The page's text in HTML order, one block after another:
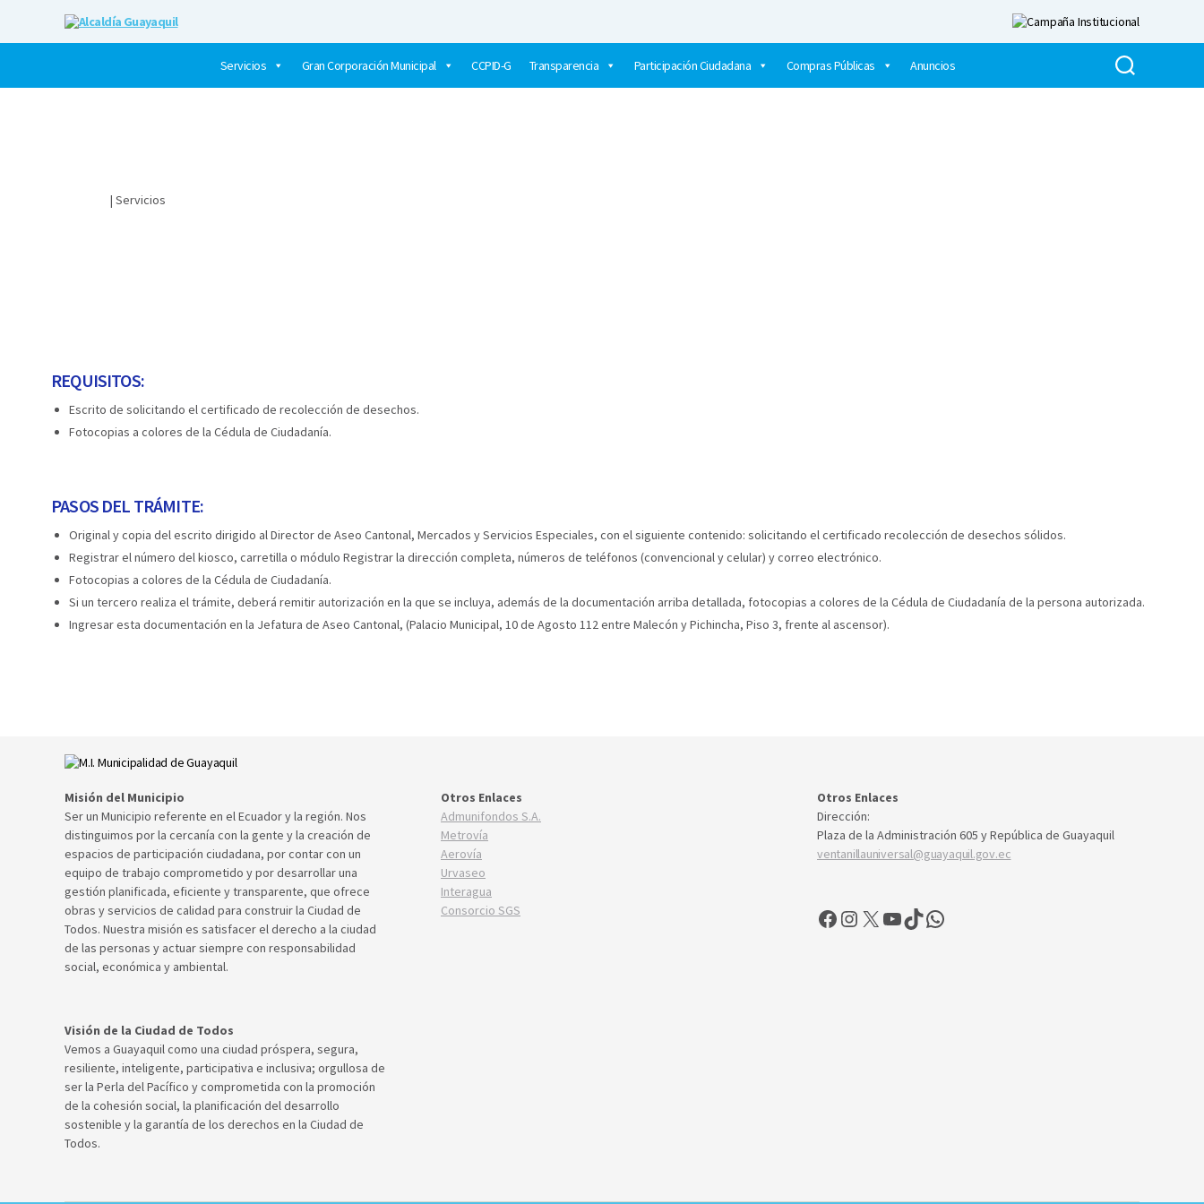
Servicios
Gran Corporación Municipal CCPID-G Transparencia Participación Ciudadana Compras Públicas Anuncios
| Servicios
REQUISITOS:
Escrito de solicitando el certificado de recolección de desechos.
Fotocopias a colores de la Cédula de Ciudadanía.
PASOS DEL TRÁMITE:
Original y copia del escrito dirigido al Director de Aseo Cantonal, Mercados y Servicios Especiales, con el siguiente contenido: solicitando el certificado recolección de desechos sólidos.
Registrar el número del kiosco, carretilla o módulo Registrar la dirección completa, números de teléfonos (convencional y celular) y correo electrónico.
Fotocopias a colores de la Cédula de Ciudadanía.
Si un tercero realiza el trámite, deberá remitir autorización en la que se incluya, además de la documentación arriba detallada, fotocopias a colores de la Cédula de Ciudadanía de la persona autorizada.
Ingresar esta documentación en la Jefatura de Aseo Cantonal, (Palacio Municipal, 10 de Agosto 112 entre Malecón y Pichincha, Piso 3, frente al ascensor).
Misión del Municipio
Ser un Municipio referente en el Ecuador y la región. Nos
distinguimos por la cercanía con la gente y la creación de
espacios de participación ciudadana, por contar con un
equipo de trabajo comprometido y por desarrollar una
gestión planificada, eficiente y transparente, que ofrece
obras y servicios de calidad para construir la Ciudad de
Todos. Nuestra misión es satisfacer el derecho a la ciudad
de las personas y actuar siempre con responsabilidad
social, económica y ambiental.
Visión de la Ciudad de Todos
Vemos a Guayaquil como una ciudad próspera, segura,
resiliente, inteligente, participativa e inclusiva; orgullosa de
ser la Perla del Pacífico y comprometida con la promoción
de la cohesión social, la planificación del desarrollo
sostenible y la garantía de los derechos en la Ciudad de
Todos.
Otros Enlaces
Admunifondos S.A.
Metrovía
Aerovía
Urvaseo
Interagua
Consorcio SGS
Otros Enlaces
Dirección:
Plaza de la Administración 605 y República de Guayaquil
ventanillauniversal@guayaquil.gov.ec
Facebook
Instagram
X YouTube
TikTokWhatsApp